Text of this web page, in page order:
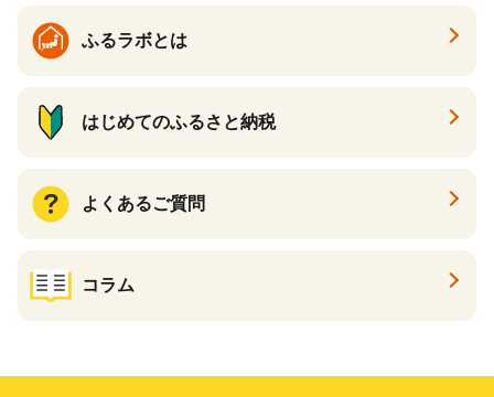
ふるラボとは
はじめてのふるさと納税
よくあるご質問
コラム